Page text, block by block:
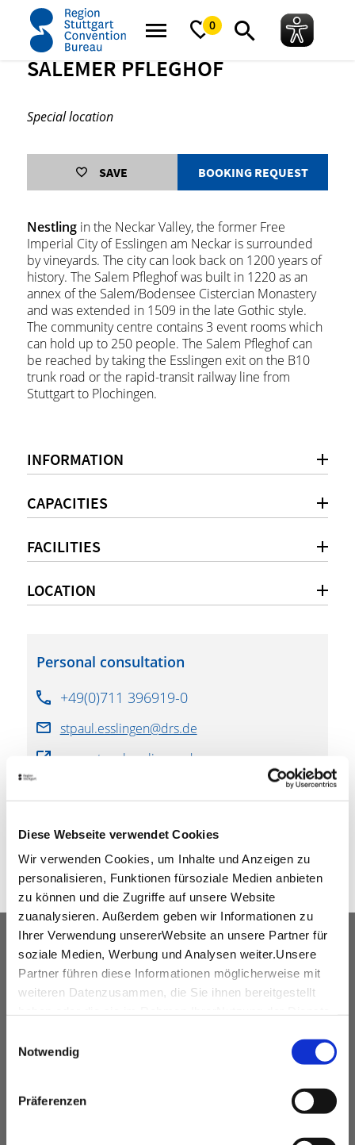
Diese Webseite verwendet Cookies
Wir verwenden Cookies, um Inhalte und Anzeigen zu
personalisieren, Funktionen fürsoziale Medien anbieten
zu können und die Zugriffe auf unsere Website
zuanalysieren. Außerdem geben wir Informationen zu
Ihrer Verwendung unsererWebsite an unsere Partner für
soziale Medien, Werbung und Analysen weiter.Unsere
Partner führen diese Informationen möglicherweise mit
weiteren Datenzusammen, die Sie ihnen bereitgestellt
Impressum
Notwendig
Präferenzen
0
home Salemer Pfleghof
SALEMER PFLEGHOF
Special location
SAVE BOOKING REQUEST
Nestlingin the Neckar Valley, the former Free
Imperial City of Esslingen am Neckar is surrounded
by vineyards. The city can look back on 1200 years of
history. The Salem Pfleghof was built in 1220 as an
annex of the Salem/Bodensee Cistercian Monastery
and was extended in 1509 in the late Gothic style.
The community centre contains 3 event rooms which
can hold up to 250 people. The Salem Pfleghof can
be reached by taking the Esslingen exit on the B10
trunk road or the rapid-transit railway line from
Stuttgart to Plochingen.
INFORMATION
CAPACITIES
FACILITIES
LOCATION
Personal consultation
+49(0)711 396919-0
stpaul.esslingen@drs.de
www.stpaul-esslingen.de
OUR SERVICE FOR EVENT
PLANNERS
professional service partners
free online hotel booking tool for your own event